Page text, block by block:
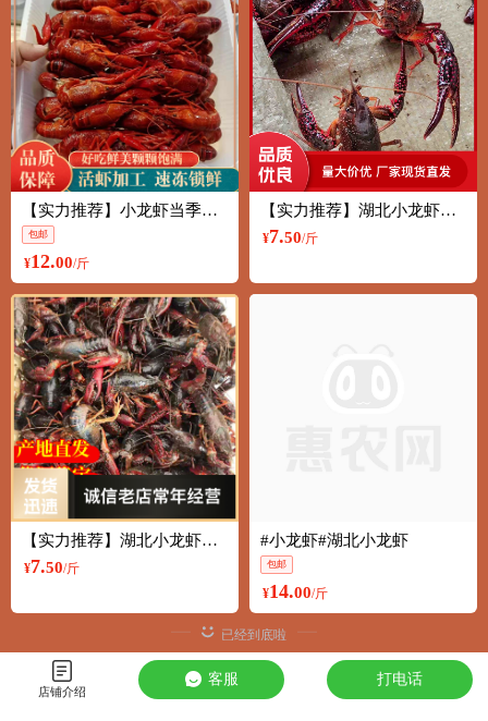
【实力推荐】小龙虾当季液氮速冻小龙虾速冻清水小龙虾肉质Q弹
包邮
¥12.00/斤
【实力推荐】湖北小龙虾鲜活上市全规格分拣底板干净基地大量批
¥7.50/斤
【实力推荐】湖北小龙虾鲜活上市全规格分拣底板干净基地大量批
¥7.50/斤
#小龙虾#湖北小龙虾
包邮
¥14.00/斤
店铺介绍
客服 打电话